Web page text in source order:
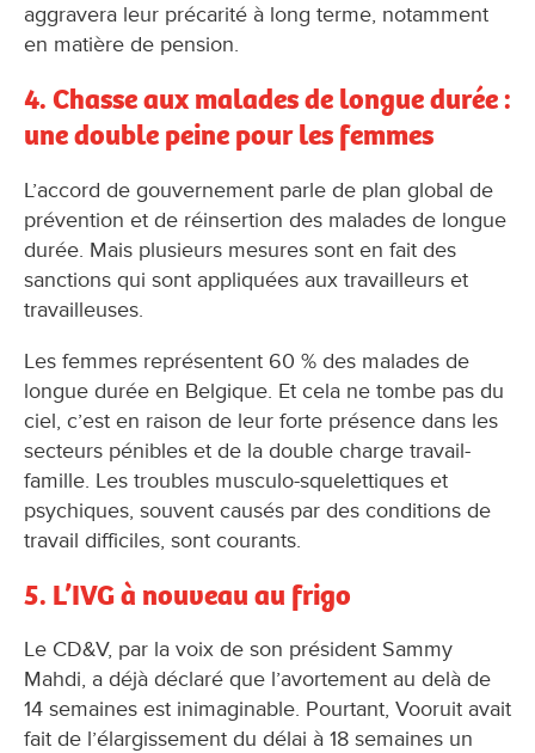
aggravera leur précarité à long terme, notamment
en matière de pension.
4. Chasse aux malades de longue durée :
une double peine pour les femmes
L’accord de gouvernement parle de plan global de
prévention et de réinsertion des malades de longue
durée. Mais plusieurs mesures sont en fait des
sanctions qui sont appliquées aux travailleurs et
travailleuses.
Les femmes représentent 60 % des malades de
longue durée en Belgique. Et cela ne tombe pas du
ciel, c’est en raison de leur forte présence dans les
secteurs pénibles et de la double charge travail-
famille. Les troubles musculo-squelettiques et
psychiques, souvent causés par des conditions de
travail difficiles, sont courants.
5. L’IVG à nouveau au frigo
Le CD&V, par la voix de son président Sammy
Mahdi, a déjà déclaré que l’avortement au delà de
14 semaines est inimaginable. Pourtant, Vooruit avait
fait de l’élargissement du délai à 18 semaines un